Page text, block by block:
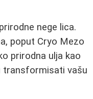
nege lica.
poput Cryo Mezo
prirodna ulja kao
transformisati vašu